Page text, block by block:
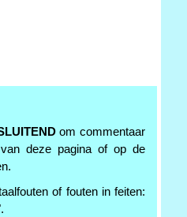
om commentaar
deze pagina of op de
of fouten in feiten: